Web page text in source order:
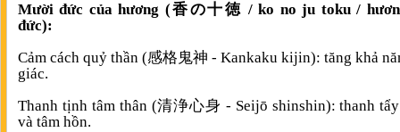
Mười đức của hương (香の十徳 / ko no ju toku /
đức):
Cảm cách quỷ thần (感格鬼神 - Kankaku kijin): tăng khả
giác.
Thanh tịnh tâm thân (清浄心身 - Seijō shinshin): thanh
và tâm hồn.